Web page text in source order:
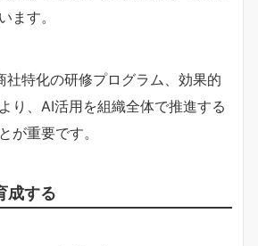
ます。
社特化の研修プログラム、効果的
り、AI活用を組織全体で推進する
が重要です。
成する